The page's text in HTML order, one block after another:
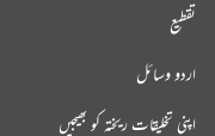
تقطیع
اردو وسائل
اپنی تخلیقات ریختہ کو بھیجیں